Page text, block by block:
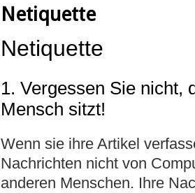
Netiquette
Netiquette
1. Vergessen Sie nicht,
Mensch sitzt!
Wenn sie ihre Artikel
Nachrichten nicht von
anderen Menschen. Ihre